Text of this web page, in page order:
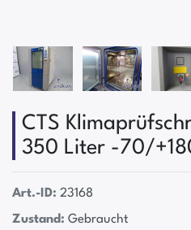
CTS
350 Liter -70/
Art.-ID: 23168
Zustand: Gebraucht